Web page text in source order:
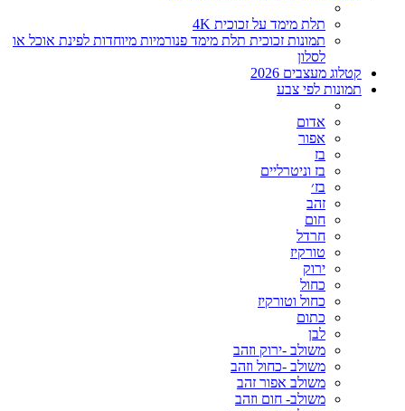
תלת מימד על זכוכית 4K
תמונות זכוכית תלת מימד פנורמיות מיוחדות לפינת אוכל או
לסלון
קטלוג מעצבים 2026
תמונות לפי צבע
אדום
אפור
בז
בז וניטרליים
בז׳
זהב
חום
חרדל
טורקיז
ירוק
כחול
כחול וטורקיז
כתום
לבן
משולב -ירוק וזהב
משולב -כחול וזהב
משולב אפור זהב
משולב- חום וזהב